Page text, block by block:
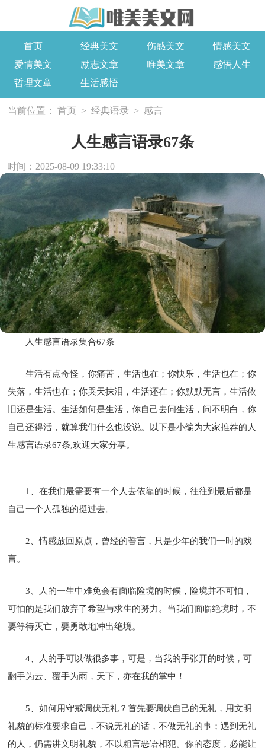
首页 经典美文 伤感美文
情感美文
爱情美文
励志文章 唯美文章
感悟人生
哲理文章
生活感悟
当前位置： 首页 > 经典语录 > 感言
人生感言语录67条
时间：2025-08-09 19:33:10
人生感言语录集合67条
生活有点奇怪，你痛苦，生活也在；你快乐，生活也在；你
失落，生活也在；你哭天抹泪，生活还在；你默默无言，生活依
旧还是生活。生活如何是生活，你自己去问生活，问不明白，你
自己还得活，就算我们什么也没说。以下是小编为大家推荐的人
生感言语录67条,欢迎大家分享。
1、在我们最需要有一个人去依靠的时候，往往到最后都是
自己一个人孤独的挺过去。
2、情感放回原点，曾经的誓言，只是少年的我们一时的戏
言。
3、人的一生中难免会有面临险境的时候，险境并不可怕，
可怕的是我们放弃了希望与求生的努力。当我们面临绝境时，不
要等待灭亡，要勇敢地冲出绝境。
4、人的手可以做很多事，可是，当我的手张开的时候，可
翻手为云、覆手为雨，天下，亦在我的掌中！
5、如何用守戒调伏无礼？首先要调伏自己的无礼，用文明
礼貌的标准要求自己，不说无礼的话，不做无礼的事；遇到无礼
的人，仍需讲文明礼貌，不以粗言恶语相犯。你的态度，必能让